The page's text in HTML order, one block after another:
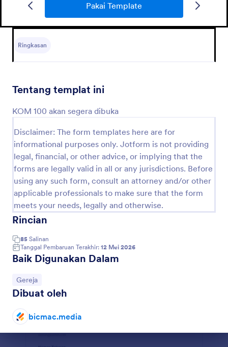
Pakai Template
Ringkasan
Tentang templat ini
KOM 100 akan segera dibuka
Disclaimer: The form templates here are for
informational purposes only. Jotform is not providing
legal, financial, or other advice, or implying that the
forms are legally valid in all or any jurisdictions. Before
using any such form, consult an attorney and/or other
applicable professionals to make sure that the form
meets your needs, legally and otherwise.
Rincian
85 Salinan
Tanggal Pembaruan Terakhir: 12 Mei 2026
Baik Digunakan Dalam
Buka Kategori:
Gereja
Dibuat oleh
bicmac.media
Pendataan Anggota Jemaat
2022
Pratinjau